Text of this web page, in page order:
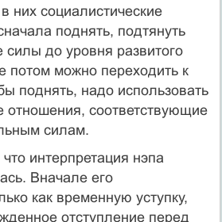
них социалистические
поднять, подтянуть
силы до уровня развитого
потом можно переходить к
поднять, надо использовать
отношения, соответствующие
силам.
интерпретация нэпа
Вначале его
как временную уступку,
отступление перед